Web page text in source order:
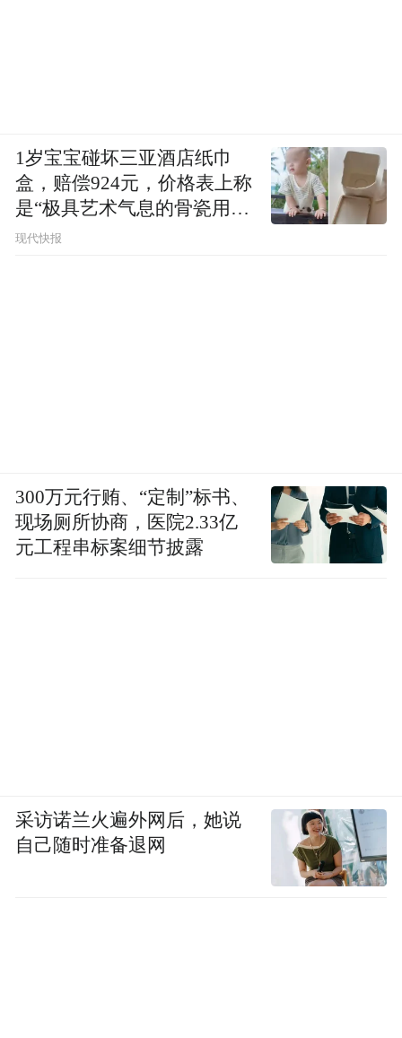
1岁宝宝碰坏三亚酒店纸巾
盒，赔偿924元，价格表上称
是“极具艺术气息的骨瓷用
品”
现代快报
300万元行贿、“定制”标书、
现场厕所协商，医院2.33亿
元工程串标案细节披露
采访诺兰火遍外网后，她说
自己随时准备退网